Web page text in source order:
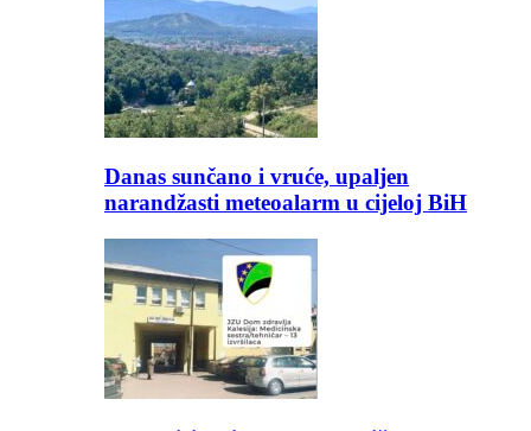
Danas sunčano i vruće, upaljen
narandžasti meteoalarm u cijeloj BiH